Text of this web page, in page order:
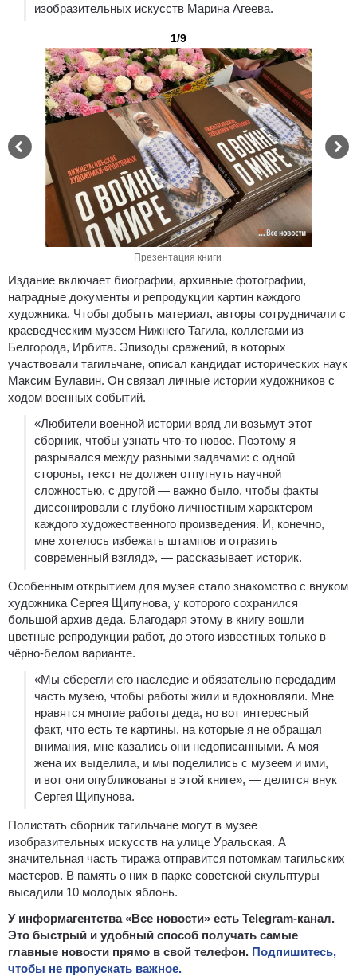
изобразительных искусств Марина Агеева.
1/9
Презентация книги
Издание включает биографии, архивные фотографии,
наградные документы и репродукции картин каждого
художника. Чтобы добыть материал, авторы сотрудничали с
краеведческим музеем Нижнего Тагила, коллегами из
Белгорода, Ирбита. Эпизоды сражений, в которых
участвовали тагильчане, описал кандидат исторических наук
Максим Булавин. Он связал личные истории художников с
ходом военных событий.
«Любители военной истории вряд ли возьмут этот
сборник, чтобы узнать что-то новое. Поэтому я
разрывался между разными задачами: с одной
стороны, текст не должен отпугнуть научной
сложностью, с другой — важно было, чтобы факты
диссонировали с глубоко личностным характером
каждого художественного произведения. И, конечно,
мне хотелось избежать штампов и отразить
современный взгляд», — рассказывает историк.
Особенным открытием для музея стало знакомство с внуком
художника Сергея Щипунова, у которого сохранился
большой архив деда. Благодаря этому в книгу вошли
цветные репродукции работ, до этого известных только в
чёрно-белом варианте.
«Мы сберегли его наследие и обязательно передадим
часть музею, чтобы работы жили и вдохновляли. Мне
нравятся многие работы деда, но вот интересный
факт, что есть те картины, на которые я не обращал
внимания, мне казались они недописанными. А моя
жена их выделила, и мы поделились с музеем и ими,
и вот они опубликованы в этой книге», — делится внук
Сергея Щипунова.
Полистать сборник тагильчане могут в музее
изобразительных искусств на улице Уральская. А
значительная часть тиража отправится потомкам тагильских
мастеров. В память о них в парке советской скульптуры
высадили 10 молодых яблонь.
У информагентства «Все новости» есть Telegram-канал.
Это быстрый и удобный способ получать самые
главные новости прямо в свой телефон. Подпишитесь,
чтобы не пропускать важное.